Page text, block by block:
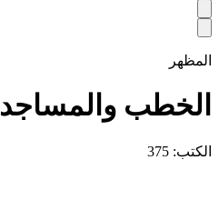
المظهر
الخطب والمساجد
الكتب: 375